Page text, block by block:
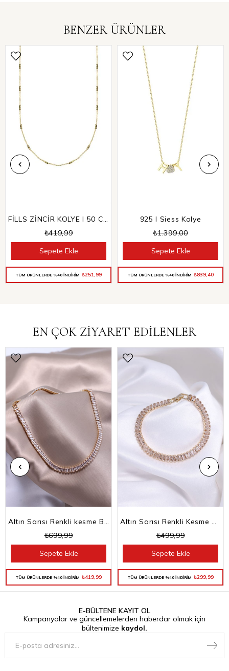
BENZER ÜRÜNLER
FİLLS ZİNCİR KOLYE I 50 CM
₺419,99
Sepete Ekle
TÜM ÜRÜNLERDE %40 İNDİRİM ₺251,99
925 I Siess Kolye
₺1.399,00
Sepete Ekle
TÜM ÜRÜNLERDE %40 İNDİRİM ₺839,40
EN ÇOK ZİYARET EDİLENLER
Altın Sarısı Renkli kesme Baget Taşlı Su Yolu Choker Kolye
₺699,99
TÜM ÜRÜNLERDE %40 İNDİRİM ₺419,99
Sepete Ekle
Altın Sarısı Renkli Kesme Baget Taşlı Su Yolu Bileklik
₺499,99
TÜM ÜRÜNLERDE %40 İNDİRİM ₺299,99
Sepete Ekle
E-BÜLTENE KAYIT OL
Kampanyalar ve güncellemelerden haberdar olmak için
bültenimize kaydol.